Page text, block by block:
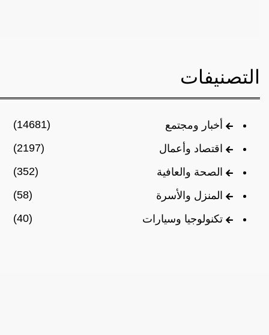
التصنيفات
أخبار ومجتمع
(14681)
اقتصاد وأعمال
(2197)
الصحة والعافية
(352)
المنزل والأسرة
(58)
تكنولوجيا وسيارات
(40)